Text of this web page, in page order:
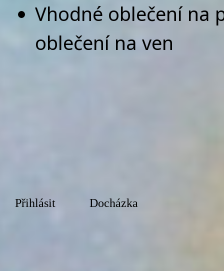
Vhodné oblečení na
oblečení na ven
Přihlásit Docházka